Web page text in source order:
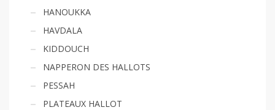
HANOUKKA
HAVDALA
KIDDOUCH
NAPPERON DES HALLOTS
PESSAH
PLATEAUX HALLOT